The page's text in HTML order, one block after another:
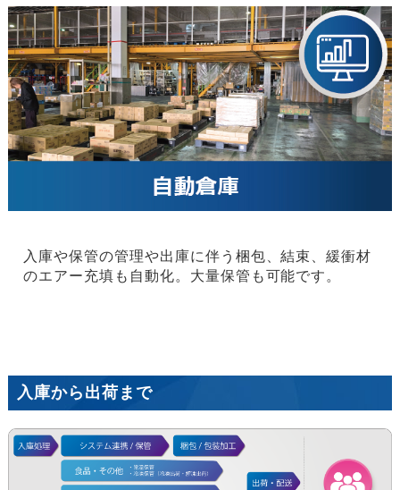
入庫や保管の管理や出庫に伴う梱包、結束、緩衝材
のエアー充填も自動化。大量保管も可能です。
入庫から出荷まで